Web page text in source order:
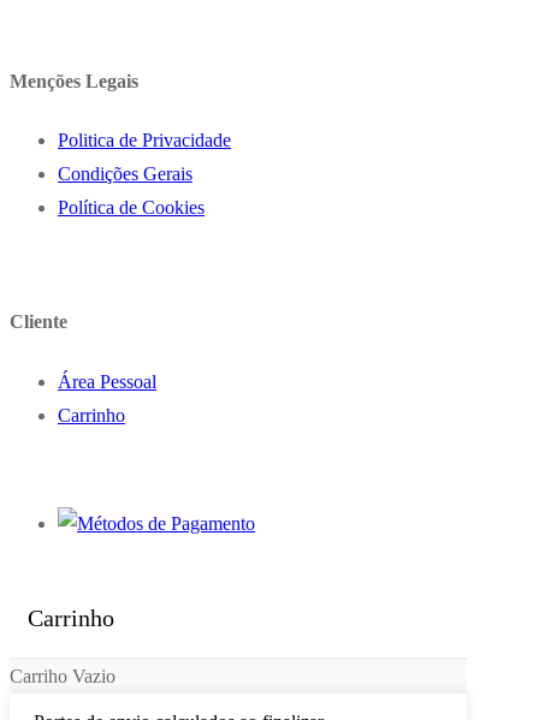
Menções Legais
Politica de Privacidade
Condições Gerais
Política de Cookies
Cliente
Área Pessoal
Carrinho
Carrinho
Carriho Vazio